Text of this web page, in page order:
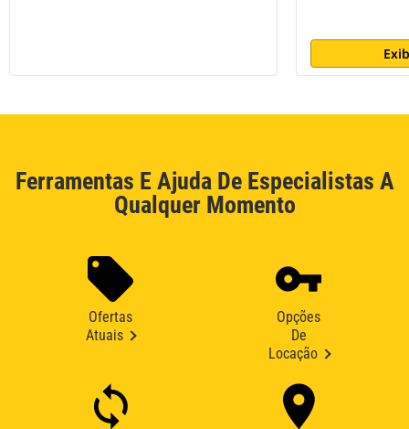
Ferramentas E Ajuda De Especialistas A
Qualquer Momento
Ofertas
Atuais
Opções
De
Locação